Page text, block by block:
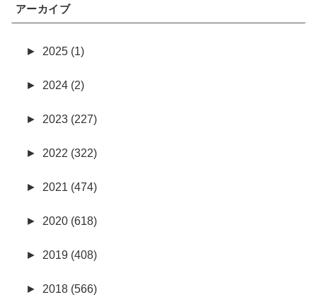
アーカイブ
► 2025 (1)
► 2024 (2)
► 2023 (227)
► 2022 (322)
► 2021 (474)
► 2020 (618)
► 2019 (408)
► 2018 (566)